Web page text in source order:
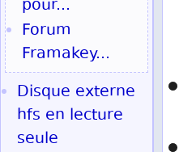
pour...
Forum
Framakey...
Disque externe
hfs en lecture
seule